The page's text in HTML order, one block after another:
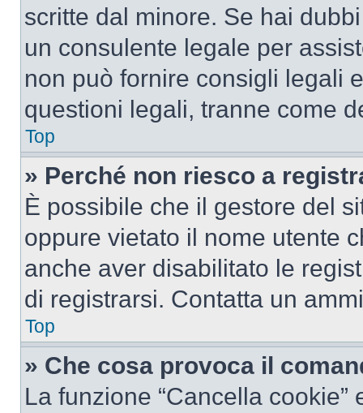
scritte dal minore. Se hai
un consulente legale per
non può fornire consigli legali
questioni legali, tranne come
Top
» Perché non riesco a
È possibile che il gestore del
oppure vietato il nome utente
anche aver disabilitato le
di registrarsi. Contatta un
Top
» Che cosa provoca il
La funzione “Cancella